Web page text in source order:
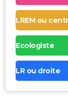
LREM ou
Ecologiste
LR ou droite